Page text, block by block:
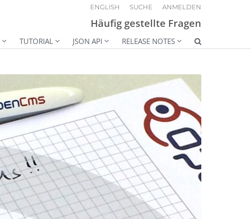
ENGLISH SUCHE ANMELDEN
Häufig gestellte Fragen
TUTORIAL JSON API RELEASE NOTES